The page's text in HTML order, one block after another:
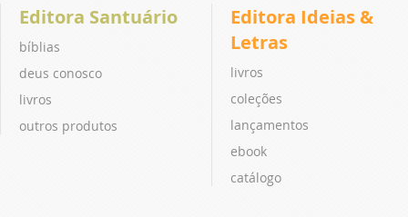
Editora Santuário
bíblias
deus conosco
livros
outros produtos
Editora Ideias &
Letras
livros
coleções
lançamentos
ebook
catálogo